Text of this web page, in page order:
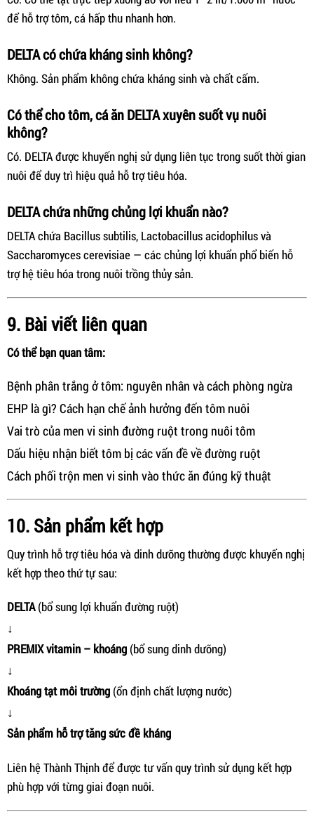
để hỗ trợ tôm, cá hấp thu nhanh hơn.
DELTA có chứa kháng sinh không?
Không. Sản phẩm không chứa kháng sinh và chất cấm.
Có thể cho tôm, cá ăn DELTA xuyên suốt vụ nuôi
không?
Có. DELTA được khuyến nghị sử dụng liên tục trong suốt thời gian
nuôi để duy trì hiệu quả hỗ trợ tiêu hóa.
DELTA chứa những chủng lợi khuẩn nào?
DELTA chứa Bacillus subtilis, Lactobacillus acidophilus và
Saccharomyces cerevisiae — các chủng lợi khuẩn phổ biến hỗ
trợ hệ tiêu hóa trong nuôi trồng thủy sản.
9. Bài viết liên quan
Có thể bạn quan tâm:
Bệnh phân trắng ở tôm: nguyên nhân và cách phòng ngừa
EHP là gì? Cách hạn chế ảnh hưởng đến tôm nuôi
Vai trò của men vi sinh đường ruột trong nuôi tôm
Dấu hiệu nhận biết tôm bị các vấn đề về đường ruột
Cách phối trộn men vi sinh vào thức ăn đúng kỹ thuật
10. Sản phẩm kết hợp
Quy trình hỗ trợ tiêu hóa và dinh dưỡng thường được khuyến nghị
kết hợp theo thứ tự sau:
DELTA(bổ sung lợi khuẩn đường ruột)
↓
PREMIX vitamin – khoáng (bổ sung dinh dưỡng)
↓
Khoáng tạt môi trường (ổn định chất lượng nước)
↓
Sản phẩm hỗ trợ tăng sức đề kháng
Liên hệ Thành Thịnh để được tư vấn quy trình sử dụng kết hợp
phù hợp với từng giai đoạn nuôi.